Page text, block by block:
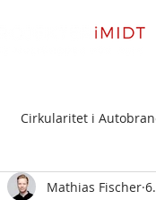
Cirkularitet i
Mathias Fischer